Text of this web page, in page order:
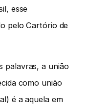
esse
pelo Cartório de
palavras, a união
como união
é a aquela em